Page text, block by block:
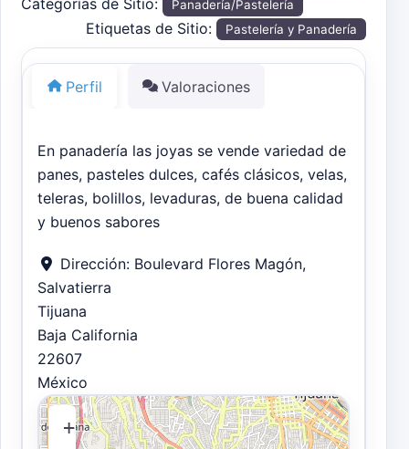
Panadería/Pastelería
Etiquetas de Sitio: Pastelería y Panadería
Perfil Valoraciones
En panadería las joyas se vende variedad de
panes, pasteles dulces, cafés clásicos, velas,
teleras, bolillos, levaduras, de buena calidad
y buenos sabores
Dirección: Boulevard Flores Magón,
Salvatierra
Tijuana
Baja California
22607
México
+